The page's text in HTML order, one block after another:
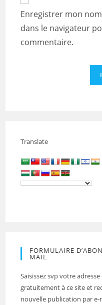
votre
site
(facultatif)
Enregistrer mon
dans le navigateur
commentaire.
Translate
FORMULAIRE
MAIL
Saisissez svp votre
gratuitement à ce site et
nouvelle publication par e-